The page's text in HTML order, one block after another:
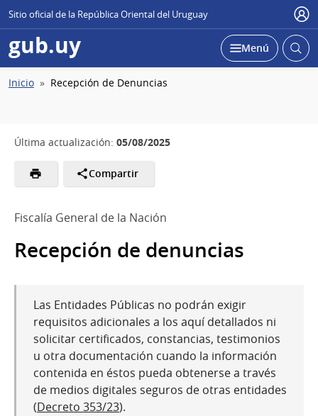
Sitio oficial de la República Oriental del Uruguay
gub.uy Desplegar
Menú Abrir
Ruta
Inicio Recepción de Denuncias
Última actualización: 05/08/2025
Compartir
Fiscalía General de la Nación
Recepción de denuncias
Las Entidades Públicas no podrán exigir
requisitos adicionales a los aquí detallados ni
solicitar certificados, constancias, testimonios
u otra documentación cuando la información
contenida en éstos pueda obtenerse a través
de medios digitales seguros de otras entidades
(Decreto 353/23).